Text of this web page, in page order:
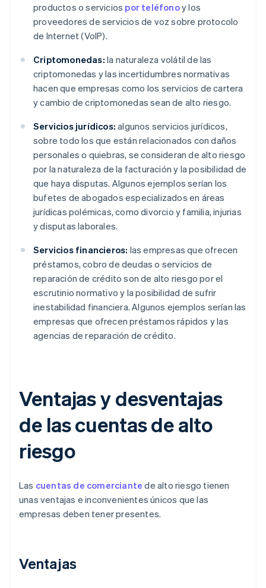
productos o servicios por teléfonoy los
proveedores de servicios de voz sobre protocolo
de Internet (VoIP).
Criptomonedas: la naturaleza volátil de las
criptomonedas y las incertidumbres normativas
hacen que empresas como los servicios de cartera
y cambio de criptomonedas sean de alto riesgo.
Servicios jurídicos: algunos servicios jurídicos,
sobre todo los que están relacionados con daños
personales o quiebras, se consideran de alto riesgo
por la naturaleza de la facturación y la posibilidad de
que haya disputas. Algunos ejemplos serían los
bufetes de abogados especializados en áreas
jurídicas polémicas, como divorcio y familia, injurias
y disputas laborales.
Servicios financieros: las empresas que ofrecen
préstamos, cobro de deudas o servicios de
reparación de crédito son de alto riesgo por el
escrutinio normativo y la posibilidad de sufrir
inestabilidad financiera. Algunos ejemplos serían las
empresas que ofrecen préstamos rápidos y las
agencias de reparación de crédito.
Ventajas y desventajas
de las cuentas de alto
riesgo
Las cuentas de comerciante de alto riesgo tienen
unas ventajas e inconvenientes únicos que las
empresas deben tener presentes.
Ventajas